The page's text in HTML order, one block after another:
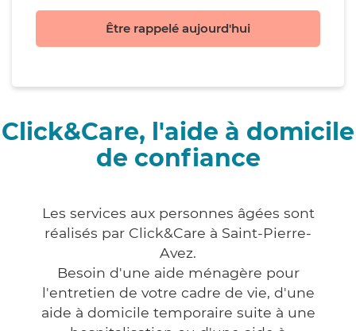
Être rappelé aujourd'hui
Click&Care, l'aide à domicile
de confiance
Les services aux personnes âgées sont
réalisés par Click&Care à Saint-Pierre-
Avez.
Besoin d'une aide ménagère pour
l'entretien de votre cadre de vie, d'une
aide à domicile temporaire suite à une